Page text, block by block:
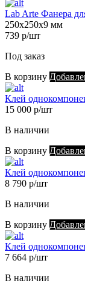
Lab Arte Фанера
250х250х9 мм
739 р/шт
Под заказ
В корзину
Клей
15 000 р/шт
В наличии
В корзину
Клей
8 790 р/шт
В наличии
В корзину
Клей
7 664 р/шт
В наличии